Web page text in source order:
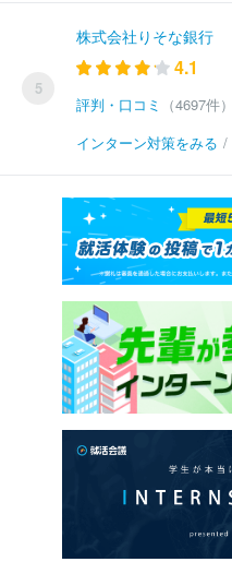
5
株式会社りそな銀行
4.1
評判・口コミ
（4697件）
インターン対策をみる /